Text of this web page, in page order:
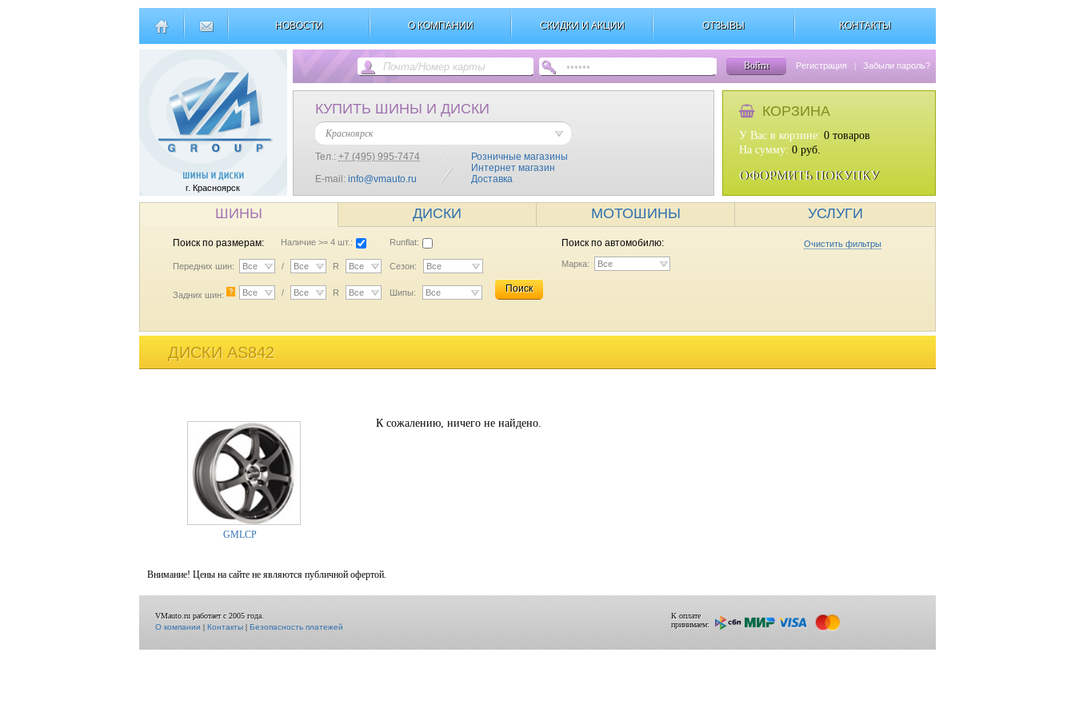
НОВОСТИ О КОМПАНИИ СКИДКИ И АКЦИИ ОТЗЫВЫ КОНТАКТЫ
г. Красноярск
Войти Регистрация | Забыли пароль?
КУПИТЬ ШИНЫ И ДИСКИ
Красноярск
Тел.: +7 (495) 995-7474
E-mail: info@vmauto.ru
Розничные магазины
Интернет магазин
Доставка
КОРЗИНА
У Вас в корзине: 0 товаров
На сумму: 0 руб.
ОФОРМИТЬ ПОКУПКУ
ШИНЫ ДИСКИ МОТОШИНЫ УСЛУГИ
Поиск по размерам: Наличие >= 4 шт.: Runflat:
Передних шин: Все / Все R Все Сезон: Все
Задних шин: ? Все / Все R Все Шипы: Все Поиск
Поиск по автомобилю: Очистить фильтры
Марка: Все
ДИСКИ AS842
GMLCP
К сожалению, ничего не найдено.
Внимание! Цены на сайте не являются публичной офертой.
VMauto.ru работает с 2005 года.
О компании|Контакты|Безопасность платежей
К оплате
принимаем: